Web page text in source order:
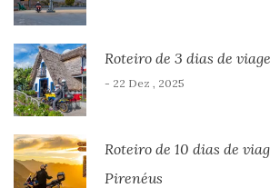
Roteiro de 3 dias de
- 22 Dez , 2025
Roteiro de 10 dias de
Pirenéus